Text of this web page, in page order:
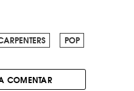
POP
COMENTAR